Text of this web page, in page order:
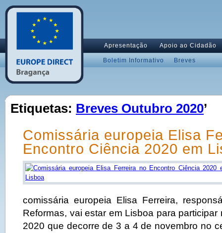
Apresentação Apoio ao Cidadão
Boletim Informativo Breves
Etiquetas: Breves Outubro 2020’
Comissária europeia Elisa
Encontro Ciência 2020 em
comissária europeia Elisa Ferreira,
Reformas, vai estar em Lisboa para
2020 que decorre de 3 a 4 de novembro no